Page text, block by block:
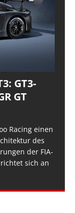
GT3-
GT
Racing einen
des
der FIA-
sich an